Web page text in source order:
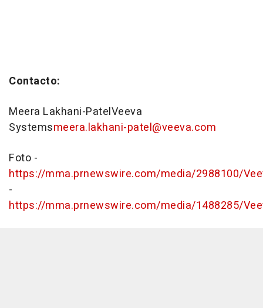
Contacto:
Meera Lakhani-PatelVeeva
Systemsmeera.lakhani-patel@veeva.com
Foto -
https://mma.prnewswire.com/media/2988100/
-
https://mma.prnewswire.com/media/1488285/